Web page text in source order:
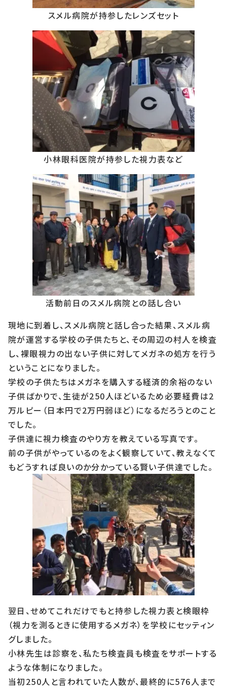
スメル病院が持参したレンズセット
小林眼科医院が持参した視力表など
活動前日のスメル病院との話し合い
現地に到着し、スメル病院と話し合った結果、スメル病
院が運営する学校の子供たちと、その周辺の村人を検査
し、裸眼視力の出ない子供に対してメガネの処方を行う
ということになりました。
学校の子供たちはメガネを購入する経済的余裕のない
子供ばかりで、生徒が250人ほどいるため必要経費は2
万ルピー（日本円で2万円弱ほど）になるだろうとのこと
でした。
子供達に視力検査のやり方を教えている写真です。
前の子供がやっているのをよく観察していて、教えなくて
もどうすれば良いのか分かっている賢い子供達でした。
翌日、せめてこれだけでもと持参した視力表と検眼枠
（視力を測るときに使用するメガネ）を学校にセッティン
グしました。
小林先生は診察を、私たち検査員も検査をサポートする
ような体制になりました。
当初250人と言われていた人数が、最終的に576人まで